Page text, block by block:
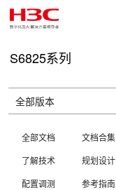
S6825系列
全部文档 文档合集
了解技术
规划设计
配置调测
参考指南